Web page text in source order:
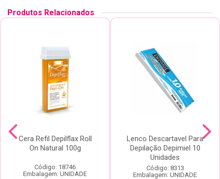
Produtos Relacionados
Cera Refil Depilflax Roll
On Natural 100g
Código: 18746
Embalagem: UNIDADE
Lenco Descartavel Para
Depilação Depimiel 10
Unidades
Código: 8313
Embalagem: UNIDADE